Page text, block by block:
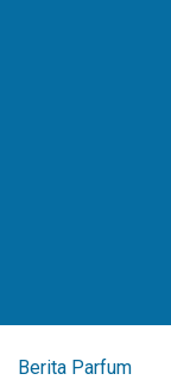
Berita Parfum